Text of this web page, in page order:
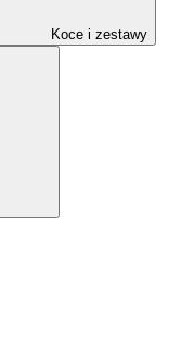
Koce i zestawy